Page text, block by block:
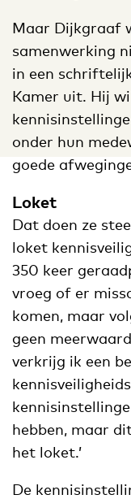
Maar Dijkgraaf
samenwerking
in een
Kamer uit. Hij
onder hun
goede
Loket
Dat doen ze
loket
350 keer
vroeg of er
komen, maar
geen
verkrijg ik een
hebben, maar
het loket.’
De